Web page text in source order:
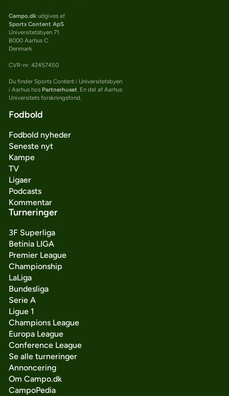
Campo.dkudgives af
Sports Content ApS
Universitetsbyen 71
8000 Aarhus C
Denmark
CVR-nr: 42457450
Du finder Sports Content i Universitetsbyen
i Aarhus hos Partnerhuset. En del af Aarhus
Universitets forskningsfond.
Fodbold
Fodbold nyheder
Seneste nyt
Kampe
TV
Ligaer
Podcasts
Kommentar
Turneringer
3F Superliga
Betinia LIGA
Premier League
Championship
LaLiga
Bundesliga
Serie A
Ligue 1
Champions League
Europa League
Conference League
Se alle turneringer
Annoncering
Om Campo.dk
CampoPedia